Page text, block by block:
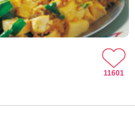
11601